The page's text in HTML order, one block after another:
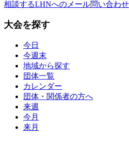
相談するLHNへのメール問い合わ
大会を探す
今日
今週末
地域から探す
団体一覧
カレンダー
団体・関係者の方へ
来週
今月
来月